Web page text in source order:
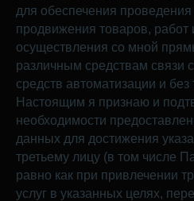
для обеспечения
продвижения товаров, работ
осуществления со мной
различным средствам связи
средств автоматизации и без
Настоящим я признаю и
необходимости
данных для достижения
третьему лицу (в том числе
равно как при привлечении
услуг в указанных целях,